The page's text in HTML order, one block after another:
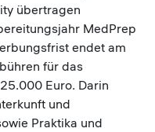
übertragen
MedPrep
endet am
für das
Euro. Darin
und
Praktika und